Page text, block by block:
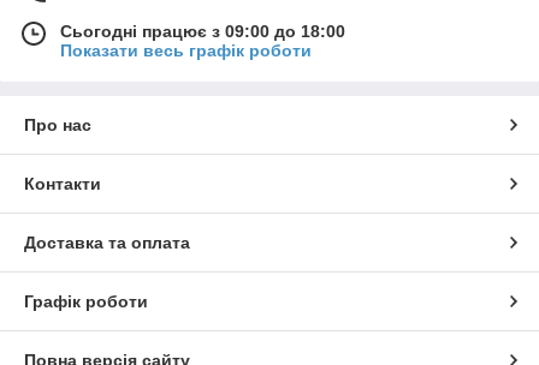
Сьогодні працює з 09:00 до 18:00
Показати весь графік роботи
Про нас
Контакти
Доставка та оплата
Графік роботи
Повна версія сайту